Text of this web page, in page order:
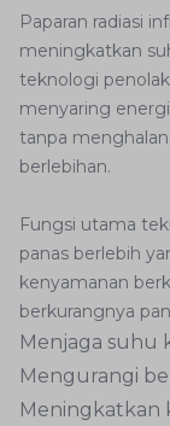
Paparan radiasi
meningkatkan
teknologi
menyaring
tanpa
berlebihan.
Fungsi utama
panas berlebih
kenyamanan
berkurangnya
Menjaga suhu
Mengurangi
Meningkatkan